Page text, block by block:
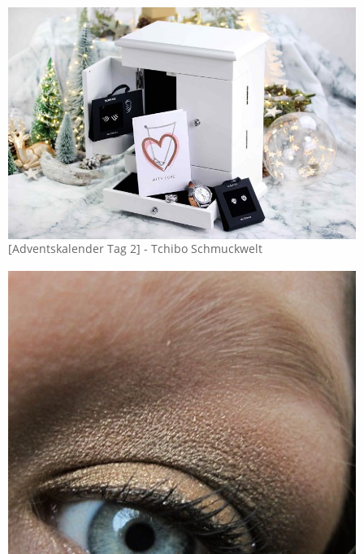
[Adventskalender Tag 2] - Tchibo Schmuckwelt